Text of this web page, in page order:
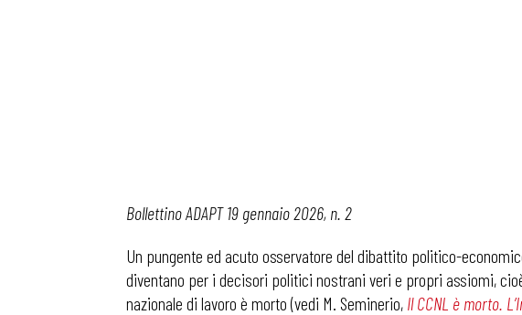
Bollettino ADAPT 19 gennaio 2026, n. 2
Un pungente ed acuto osservatore del dibattito politico-
diventano per i decisori politici nostrani veri e propri assiomi,
nazionale di lavoro è morto (vedi M. Seminerio, Il CCNL è morto.